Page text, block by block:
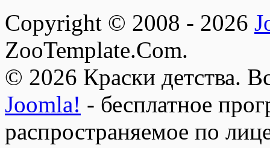
Copyright © 2008 - 2026
ZooTemplate.Com.
© 2026 Краски детства.
Joomla! - бесплатное
распространяемое по